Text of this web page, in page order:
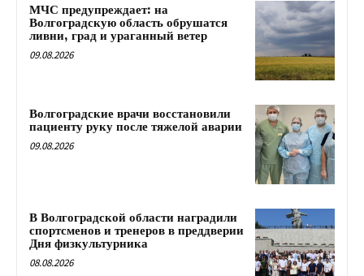
МЧС предупреждает: на
Волгоградскую область обрушатся
ливни, град и ураганный ветер
09.08.2026
Волгоградские врачи восстановили
пациенту руку после тяжелой аварии
09.08.2026
В Волгоградской области наградили
спортсменов и тренеров в преддверии
Дня физкультурника
08.08.2026